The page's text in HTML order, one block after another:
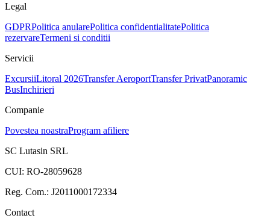
Legal
GDPRPolitica anularePolitica confidentialitatePolitica
rezervareTermeni si conditii
Servicii
ExcursiiLitoral 2026Transfer AeroportTransfer PrivatPanoramic
BusInchirieri
Companie
Povestea noastraProgram afiliere
SC Lutasin SRL
CUI: RO-28059628
Reg. Com.: J2011000172334
Contact